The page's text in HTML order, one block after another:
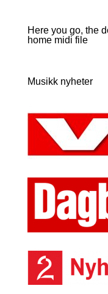
Here you go, the
home midi file
Musikk nyheter